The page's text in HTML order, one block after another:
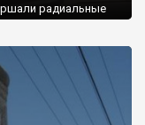
радиальные